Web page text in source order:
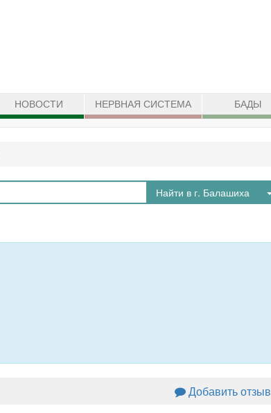
НОВОСТИ НЕРВНАЯ СИСТЕМА БАДЫ
Найти в г. Балашиха
Добавить отзыв